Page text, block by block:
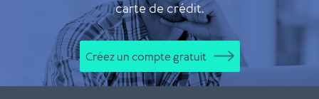
carte de crédit.
Créez un compte gratuit